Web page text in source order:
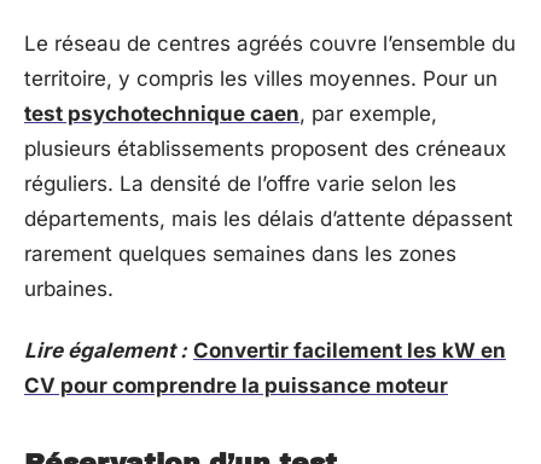
Le réseau de centres agréés couvre l’ensemble du
territoire, y compris les villes moyennes. Pour un
test psychotechnique caen, par exemple,
plusieurs établissements proposent des créneaux
réguliers. La densité de l’offre varie selon les
départements, mais les délais d’attente dépassent
rarement quelques semaines dans les zones
urbaines.
Lire également : Convertir facilement les kW en
CV pour comprendre la puissance moteur